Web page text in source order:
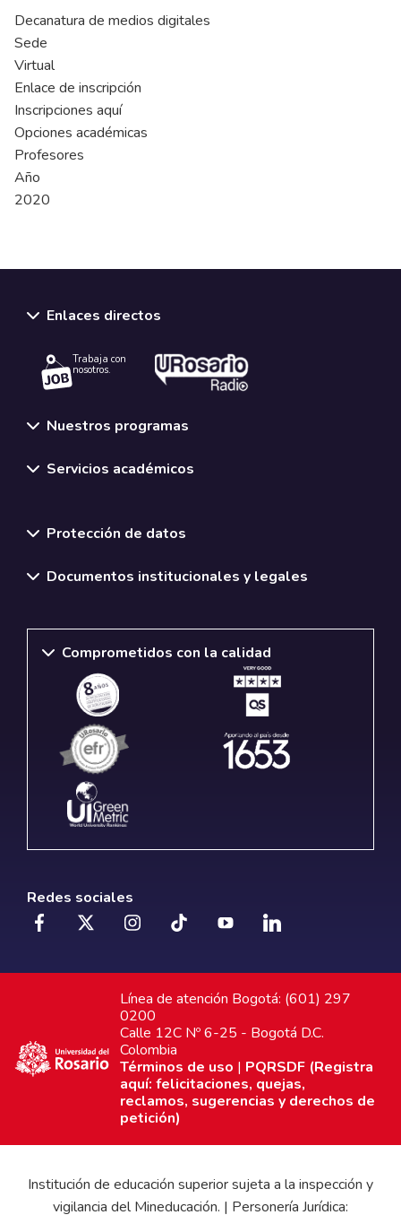
Decanatura de medios digitales
Sede
Virtual
Enlace de inscripción
Inscripciones aquí
Opciones académicas
Profesores
Año
2020
Enlaces directos
Trabaja con
nosotros.
Nuestros programas
Servicios académicos
Protección de datos
Documentos institucionales y legales
Comprometidos con la calidad
Redes sociales
Línea de atención Bogotá: (601) 297
0200
Calle 12C Nº 6-25 - Bogotá D.C.
Colombia
Términos de uso | PQRSDF (Registra
aquí: felicitaciones, quejas,
reclamos, sugerencias y derechos de
petición)
Institución de educación superior sujeta a la inspección y
vigilancia del Mineducación. | Personería Jurídica: